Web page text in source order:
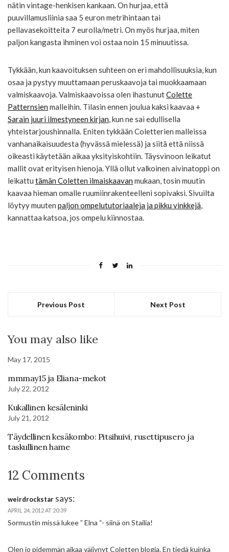
nätin vintage-henkisen kankaan. On hurjaa, että
puuvillamusliinia saa 5 euron metrihintaan tai
pellavasekoitteita 7 eurolla/metri. On myös hurjaa, miten
paljon kangasta ihminen voi ostaa noin 15 minuutissa.
Tykkään, kun kaavoituksen suhteen on eri mahdollisuuksia, kun
osaa ja pystyy muuttamaan peruskaavoja tai muokkaamaan
valmiskaavoja. Valmiskaavoissa olen ihastunutColette
Patternsien malleihin. Tilasin ennen joulua kaksi kaavaa +
Sarain juuri ilmestyneen kirjan, kun ne sai edullisella
yhteistarjoushinnalla. Eniten tykkään Coletterien malleissa
vanhanaikaisuudesta (hyvässä mielessä) ja siitä että niissä
oikeasti käytetään aikaa yksityiskohtiin. Täysvinoon leikatut
mallit ovat erityisen hienoja. Yllä ollut valkoinen aivinatoppi on
leikattu tämän Coletten ilmaiskaavan mukaan, tosin muutin
kaavaa hieman omalle ruumiinrakenteelleni sopivaksi. Sivuilta
löytyy muuten paljon ompelututoriaaleja ja pikku vinkkejä,
kannattaa katsoa, jos ompelu kiinnostaa.
Previous Post Next Post
You may also like
May 17, 2015
mmmay15 ja Eliana-mekot
July 22, 2012
Kukallinen kesäleninki
July 21, 2012
Täydellinen kesäkombo: Pitsihuivi, rusettipusero ja
taskullinen hame
12 Comments
weirdrockstar says:
APRIL 24, 2012 AT 20:39
Sormustin missä lukee ” Elna “- siinä on Stailia!
Olen jo pidemmän aikaa väijynyt Coletten blogia. En tiedä kuinka